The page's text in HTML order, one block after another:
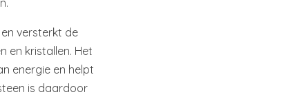
versterkt de
en kristallen. Het
energie en helpt
is daardoor